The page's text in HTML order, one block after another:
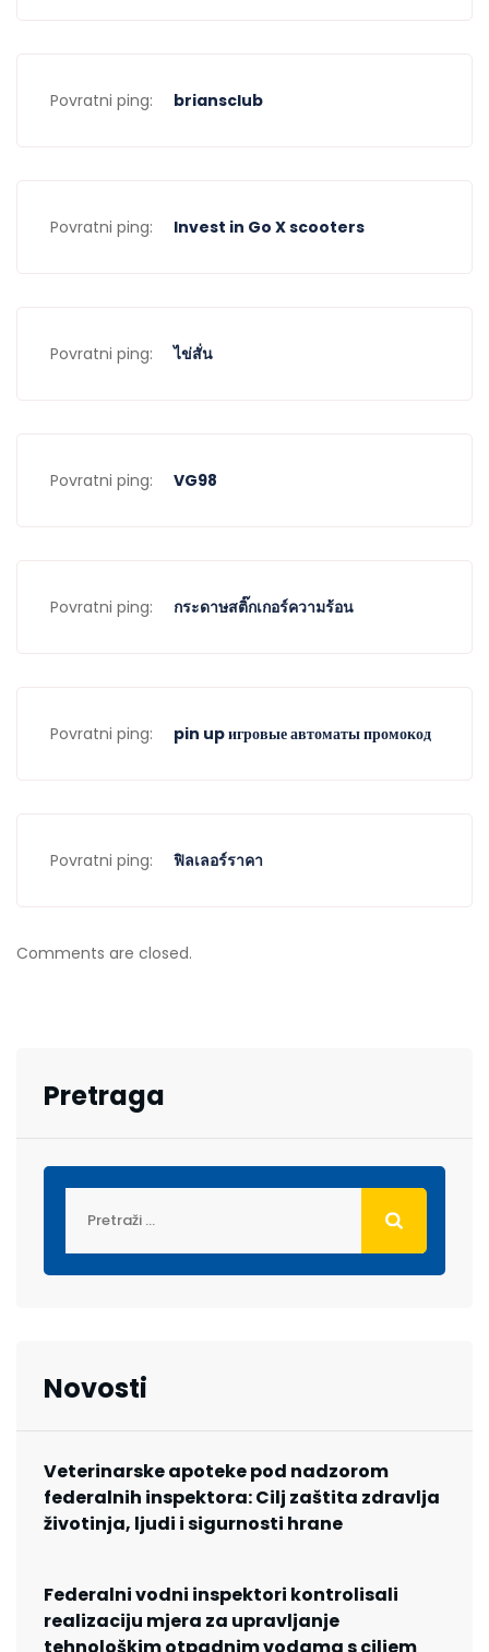
Povratni ping: briansclub
Povratni ping: Invest in Go X scooters
Povratni ping: ไข่สั่น
Povratni ping: VG98
Povratni ping: กระดาษสติ๊กเกอร์ความร้อน
Povratni ping: pin up игровые автоматы промокод
Povratni ping: ฟิลเลอร์ราคา
Comments are closed.
Pretraga
Novosti
Veterinarske apoteke pod nadzorom
federalnih inspektora: Cilj zaštita zdravlja
životinja, ljudi i sigurnosti hrane
Federalni vodni inspektori kontrolisali
realizaciju mjera za upravljanje
tehnološkim otpadnim vodama s ciljem